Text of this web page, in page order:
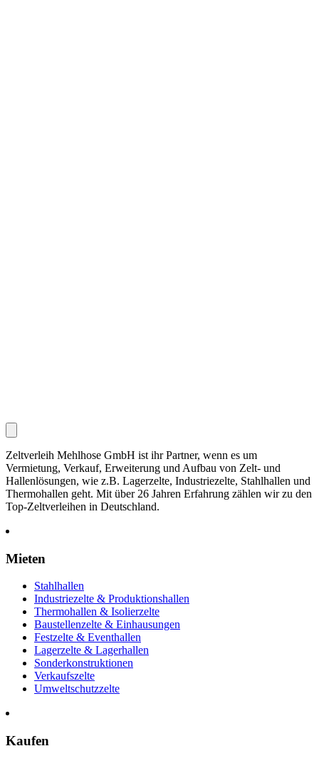
Zeltverleih Mehlhose GmbH ist ihr Partner, wenn es um
Vermietung, Verkauf, Erweiterung und Aufbau von Zelt- und
Hallenlösungen, wie z.B. Lagerzelte, Industriezelte, Stahlhallen und
Thermohallen geht. Mit über 26 Jahren Erfahrung zählen wir zu den
Top-Zeltverleihen in Deutschland.
Mieten
Stahlhallen
Industriezelte & Produktionshallen
Thermohallen & Isolierzelte
Baustellenzelte & Einhausungen
Festzelte & Eventhallen
Lagerzelte & Lagerhallen
Sonderkonstruktionen
Verkaufszelte
Umweltschutzzelte
Kaufen